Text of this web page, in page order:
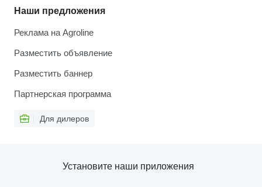
Наши предложения
Реклама на Agroline
Разместить объявление
Разместить баннер
Партнерская программа
Для дилеров
Установите наши приложения